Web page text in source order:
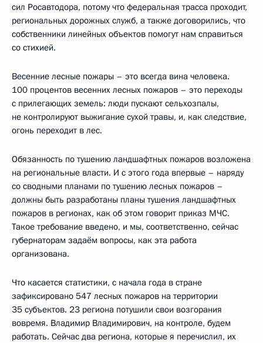
сил Росавтодора, потому что федеральная трасса проходит,
региональных дорожных служб, а также договорились, что
собственники линейных объектов помогут нам справиться
со стихией.
Весенние лесные пожары – это всегда вина человека.
100 процентов весенних лесных пожаров – это переходы
с прилегающих земель: люди пускают сельхозпалы,
не контролируют выжигание сухой травы, и, как следствие,
огонь переходит в лес.
Обязанность по тушению ландшафтных пожаров возложена
на региональные власти. И с этого года впервые – наряду
со сводными планами по тушению лесных пожаров –
должны быть разработаны планы тушения ландшафтных
пожаров в регионах, как об этом говорит приказ МЧС.
Такое требование введено, и мы, соответственно, сейчас
губернаторам задаём вопросы, как эта работа
организована.
Что касается статистики, с начала года в стране
зафиксировано 547 лесных пожаров на территории
35 субъектов. 23 региона потушили свои возгорания
вовремя. Владимир Владимирович, на контроле, будем
работать. Сейчас два региона, которые я перечислил, их